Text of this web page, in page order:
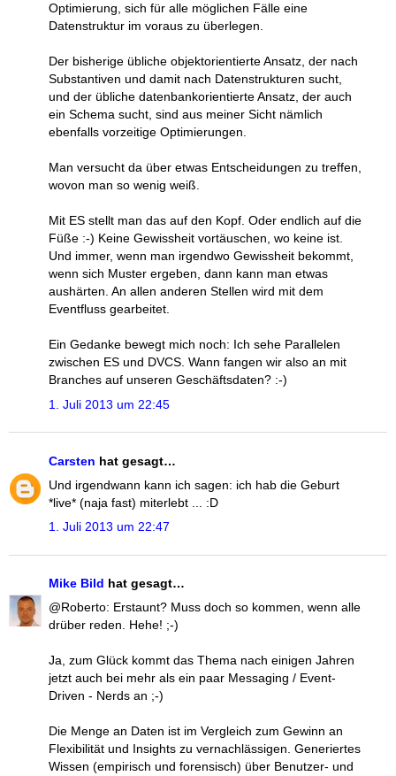
Optimierung, sich für alle möglichen Fälle eine
Datenstruktur im voraus zu überlegen.
Der bisherige übliche objektorientierte Ansatz, der nach
Substantiven und damit nach Datenstrukturen sucht,
und der übliche datenbankorientierte Ansatz, der auch
ein Schema sucht, sind aus meiner Sicht nämlich
ebenfalls vorzeitige Optimierungen.
Man versucht da über etwas Entscheidungen zu treffen,
wovon man so wenig weiß.
Mit ES stellt man das auf den Kopf. Oder endlich auf die
Füße :-) Keine Gewissheit vortäuschen, wo keine ist.
Und immer, wenn man irgendwo Gewissheit bekommt,
wenn sich Muster ergeben, dann kann man etwas
aushärten. An allen anderen Stellen wird mit dem
Eventfluss gearbeitet.
Ein Gedanke bewegt mich noch: Ich sehe Parallelen
zwischen ES und DVCS. Wann fangen wir also an mit
Branches auf unseren Geschäftsdaten? :-)
1. Juli 2013 um 22:45
Carsten hat gesagt…
Und irgendwann kann ich sagen: ich hab die Geburt
*live* (naja fast) miterlebt ... :D
1. Juli 2013 um 22:47
Mike Bild hat gesagt…
@Roberto: Erstaunt? Muss doch so kommen, wenn alle
drüber reden. Hehe! ;-)
Ja, zum Glück kommt das Thema nach einigen Jahren
jetzt auch bei mehr als ein paar Messaging / Event-
Driven - Nerds an ;-)
Die Menge an Daten ist im Vergleich zum Gewinn an
Flexibilität und Insights zu vernachlässigen. Generiertes
Wissen (empirisch und forensisch) über Benutzer- und